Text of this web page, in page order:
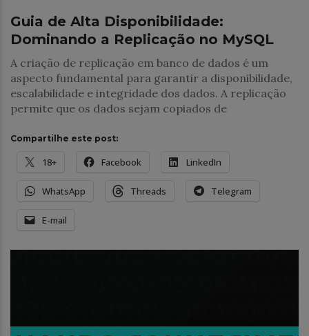
Guia de Alta Disponibilidade:
Dominando a Replicação no MySQL
A criação de replicação em banco de dados é um
aspecto fundamental para garantir a disponibilidade,
escalabilidade e integridade dos dados. A replicação
permite que os dados sejam copiados de
Compartilhe este post:
18+ Facebook LinkedIn
WhatsApp Threads Telegram
E-mail